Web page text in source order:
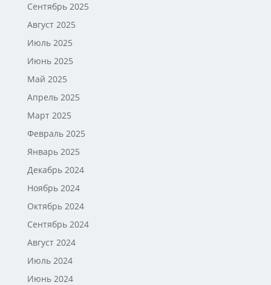
Сентябрь 2025
Август 2025
Июль 2025
Июнь 2025
Май 2025
Апрель 2025
Март 2025
Февраль 2025
Январь 2025
Декабрь 2024
Ноябрь 2024
Октябрь 2024
Сентябрь 2024
Август 2024
Июль 2024
Июнь 2024